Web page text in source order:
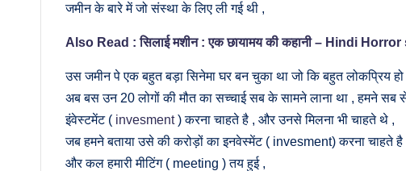
जमीन के बारे में जो संस्था के लिए ली गई थी ,
Also Read : सिलाई मशीन : एक छायामय की कहानी – Hindi
उस जमीन पे एक बहुत बड़ा सिनेमा घर बन चुका था जो कि बहुत लोकप्रिय हो
अब बस उन 20 लोगों की मौत का सच्चाई सब के सामने लाना था , हमने सब
इंवेस्टमेंट ( invesment) करना चाहते है , और उनसे मिलना भी चाहते थे ,
जब हमने बताया उसे की करोड़ों का इनवेस्मेंट ( invesment) करना चाहते है
और कल हमारी मीटिंग ( meeting ) तय हुई ,